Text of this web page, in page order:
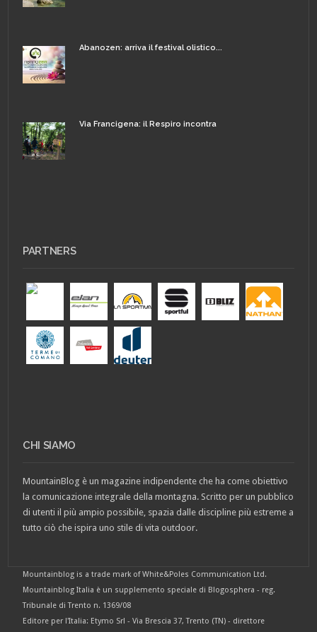
Abanozen: arriva il festival olistico...
Via Francigena: il Respiro incontra
PARTNERS
CHI SIAMO
MountainBlog è un magazine indipendente che ha come obiettivo
la comunicazione integrale della montagna. Scritto per un pubblico
di utenti il più ampio possibile, spazia dalle discipline più estreme a
tutto ciò che ispira uno stile di vita outdoor.
Mountainblog is a trade mark of White&Poles Communication Ltd.
Mountainblog Italia è un supplemento speciale di Blogosphera - reg.
Tribunale di Trento n. 1369/08
Editore per l'Italia: Etymo Srl - Via Brescia 37, Trento (TN) - direttore